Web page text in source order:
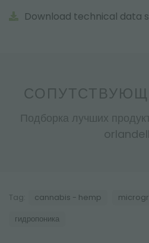
Download technical data
Подборка лучших
Tag: cannabis - hemp
гидропоника